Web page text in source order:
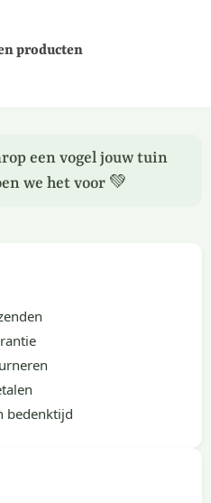
producten
een vogel jouw tuin
we het voor 💚
bedenktijd